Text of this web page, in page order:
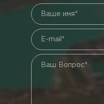
Ваше имя*
E-mail*
Ваш Вопрос*